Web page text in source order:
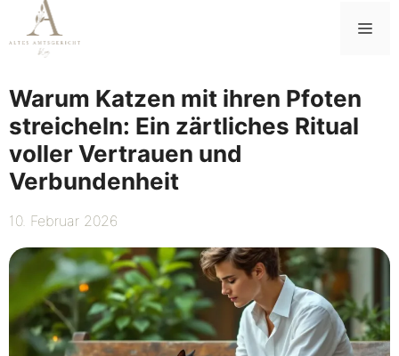
Inhalt
springen
Warum Katzen mit ihren Pfoten
streicheln: Ein zärtliches Ritual
voller Vertrauen und
Verbundenheit
10. Februar 2026